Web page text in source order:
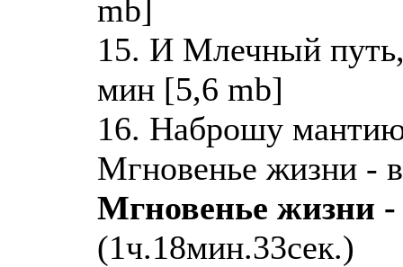
mb]
15. И Млечный
мин [5,6 mb]
16. Наброшу
Мгновенье жизни -
Мгновенье жизни -
(1ч.18мин.33сек.)